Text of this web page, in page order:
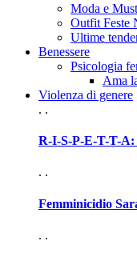
Moda e
Outfit Feste
Ultime
Benessere
Psicologia
Ama
Violenza di genere
. .
R-I-S-P-E-T-T-A:
. .
Femminicidio
. .